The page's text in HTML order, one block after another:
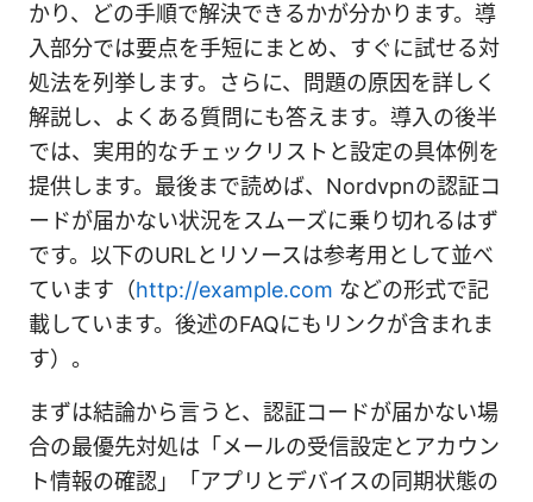
かり、どの手順で解決できるかが分かります。導
入部分では要点を手短にまとめ、すぐに試せる対
処法を列挙します。さらに、問題の原因を詳しく
解説し、よくある質問にも答えます。導入の後半
では、実用的なチェックリストと設定の具体例を
提供します。最後まで読めば、Nordvpnの認証コ
ードが届かない状況をスムーズに乗り切れるはず
です。以下のURLとリソースは参考用として並べ
ています（http://example.com などの形式で記
載しています。後述のFAQにもリンクが含まれま
す）。
まずは結論から言うと、認証コードが届かない場
合の最優先対処は「メールの受信設定とアカウン
ト情報の確認」「アプリとデバイスの同期状態の